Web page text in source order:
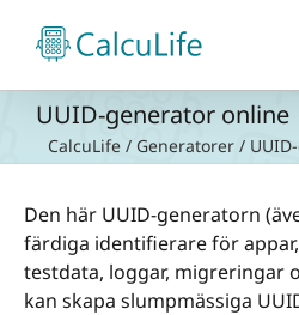
innehållet
UUID-generator online
CalcuLife / Generatorer /
Den här UUID-generatorn
färdiga identifierare för appar,
testdata, loggar, migreringar
kan skapa slumpmässiga